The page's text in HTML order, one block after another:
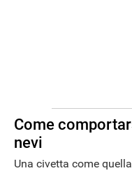
Come
nevi
Una civetta come